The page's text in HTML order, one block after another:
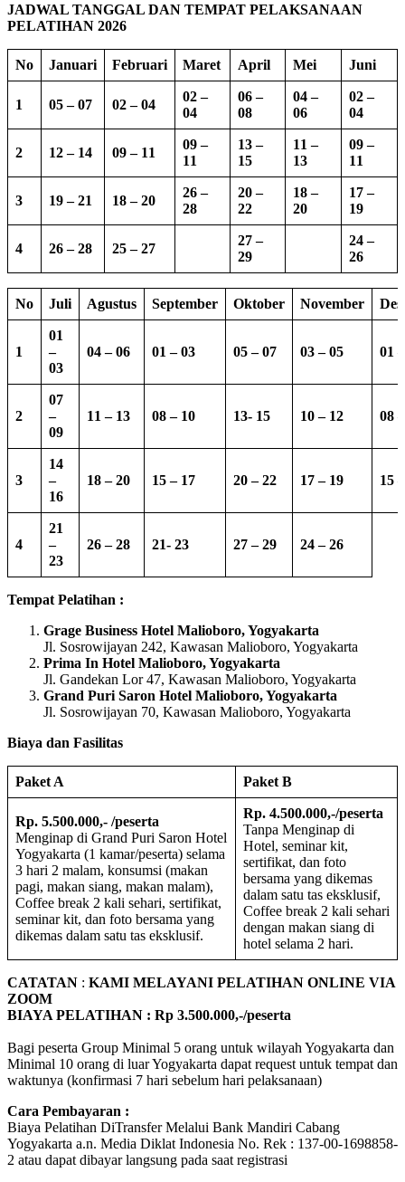
JADWAL TANGGAL DAN TEMPAT PELAKSANAAN
PELATIHAN 2026
No Januari Februari Maret April Mei Juni
1 05 – 07 02 – 04
02 –
04
06 –
08
04 –
06
02 –
04
2 12 – 14 09 – 11
09 –
11
13 –
15
11 –
13
09 –
11
3 19 – 21 18 – 20
26 –
28
20 –
22
18 –
20
17 –
19
4 26 – 28 25 – 27
27 –
29
24 –
26
No Juli Agustus September Oktober November
1
01
–
03
04 – 06 01 – 03 05 – 07 03 – 05 01
2
07
–
09
11 – 13 08 – 10 13- 15 10 – 12 08
3
14
–
16
18 – 20 15 – 17 20 – 22 17 – 19 15
4
21
–
23
26 – 28 21- 23 27 – 29 24 – 26
Tempat Pelatihan :
Grage Business Hotel Malioboro, Yogyakarta
Jl. Sosrowijayan 242, Kawasan Malioboro, Yogyakarta
Prima In Hotel Malioboro, Yogyakarta
Jl. Gandekan Lor 47, Kawasan Malioboro, Yogyakarta
Grand Puri Saron Hotel Malioboro, Yogyakarta
Jl. Sosrowijayan 70, Kawasan Malioboro, Yogyakarta
Biaya dan Fasilitas
Paket A Paket B
Rp. 5.500.000,- /peserta
Menginap di Grand Puri Saron Hotel
Yogyakarta (1 kamar/peserta) selama
3 hari 2 malam, konsumsi (makan
pagi, makan siang, makan malam),
Coffee break 2 kali sehari, sertifikat,
seminar kit, dan foto bersama yang
dikemas dalam satu tas eksklusif.
Rp. 4.500.000,-/peserta
Tanpa Menginap di
Hotel, seminar kit,
sertifikat, dan foto
bersama yang dikemas
dalam satu tas eksklusif,
Coffee break 2 kali sehari
dengan makan siang di
hotel selama 2 hari.
CATATAN : KAMI MELAYANI PELATIHAN ONLINE VIA
ZOOM
BIAYA PELATIHAN : Rp 3.500.000,-/peserta
Bagi peserta Group Minimal 5 orang untuk wilayah Yogyakarta dan
Minimal 10 orang di luar Yogyakarta dapat request untuk tempat dan
waktunya (konfirmasi 7 hari sebelum hari pelaksanaan)
Cara Pembayaran :
Biaya Pelatihan DiTransfer Melalui Bank Mandiri Cabang
Yogyakarta a.n. Media Diklat Indonesia No. Rek : 137-00-1698858-
2 atau dapat dibayar langsung pada saat registrasi